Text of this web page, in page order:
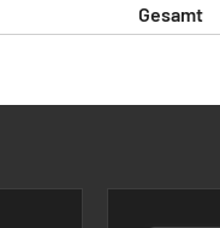
Gesamt